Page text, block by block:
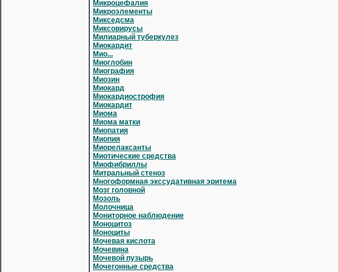
Микроцефалия
Микроэлементы
Микседсма
Миксовирусы
Милиарный туберкулез
Миокардит
Мио...
Миоглобин
Миография
Миозин
Миокард
Миокардиострофия
Миокардит
Миома
Миома матки
Миопатия
Миопия
Миорелаксанты
Миотические средства
Миофибриллы
Митральный стеноз
Многоформная экссудативная эритема
Мозг головной
Мозоль
Молочница
Мониторное наблюдение
Моноцитоз
Моноциты
Мочевая кислота
Мочевина
Мочевой пузырь
Мочегонные средства